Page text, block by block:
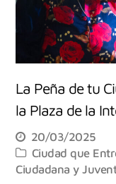
La Peña de tu
la Plaza de la
20/03/2025
Ciudad que
Ciudadana y